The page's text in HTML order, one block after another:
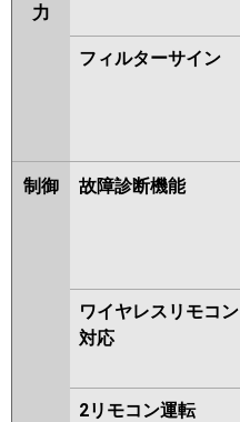
力
フィルターサイン
制御 故障診断機能
ワイヤレスリモコン
対応
2リモコン運転